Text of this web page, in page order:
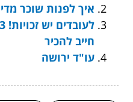
איך לפנות שוכר
חייב להכיר
עו"ד ירושה